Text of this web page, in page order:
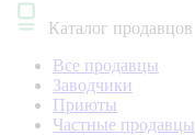
Каталог продавцов
Все продавцы
Заводчики
Приюты
Частные продавцы